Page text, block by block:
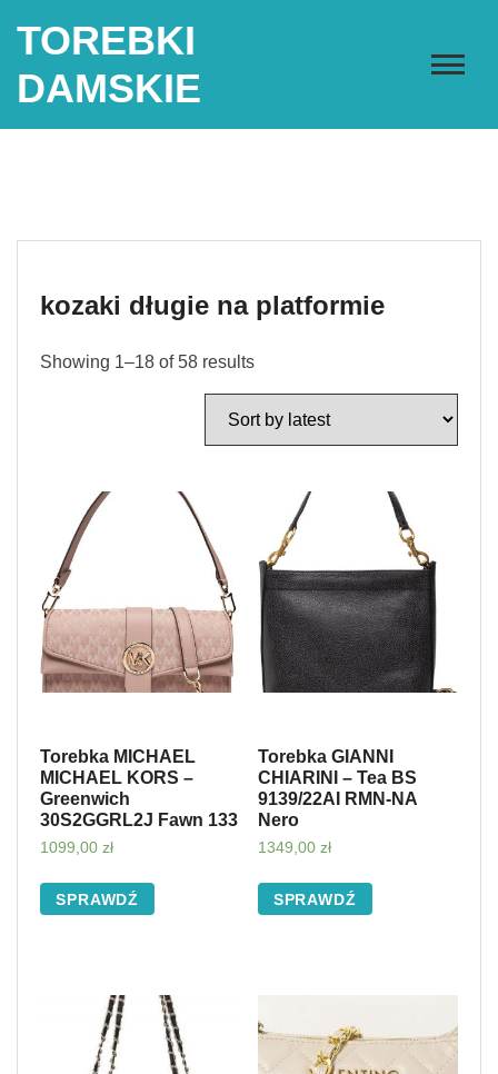
TOREBKI
DAMSKIE
kozaki długie na platformie
Showing 1–18 of 58 results
Torebka MICHAEL
MICHAEL KORS –
Greenwich
30S2GGRL2J Fawn 133
1099,00 zł
SPRAWDŹ
Torebka GIANNI
CHIARINI – Tea BS
9139/22AI RMN-NA
Nero
1349,00 zł
SPRAWDŹ